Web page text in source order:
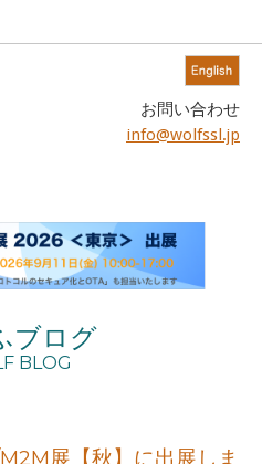
お問い合わせ
info@wolfssl.jp
ブログ
BLOG
展【秋】に出展しま